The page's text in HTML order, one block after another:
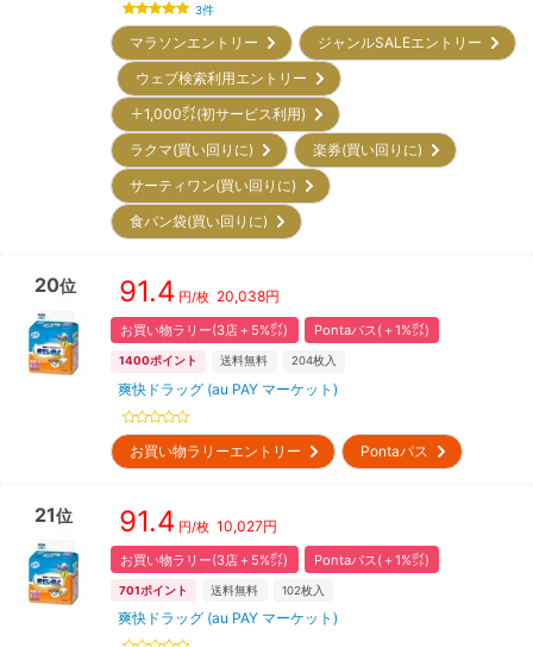
3件
マラソンエントリー
ジャンルSALEエントリー
ウェブ検索利用エントリー
＋1,000㌽(初サービス利用)
ラクマ(買い回りに)
楽券(買い回りに)
サーティワン(買い回りに)
食パン袋(買い回りに)
20位 91.4 円/枚 20,038円
お買い物ラリー(3店＋5%㌽) Pontaパス(＋1%㌽)
1400ポイント 送料無料 204枚入
爽快ドラッグ (au PAY マーケット)
お買い物ラリーエントリー Pontaパス
21位 91.4 円/枚 10,027円
お買い物ラリー(3店＋5%㌽) Pontaパス(＋1%㌽)
701ポイント 送料無料 102枚入
爽快ドラッグ (au PAY マーケット)